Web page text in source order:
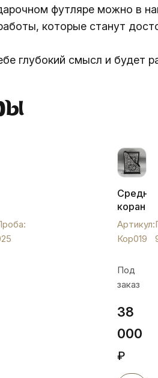
футляре можно в
которые станут
глубокий смысл и будет
Средний
коран
в
серебре
с
Кор019
Артикул:
Кор019
Под
заказ
38
000
₽